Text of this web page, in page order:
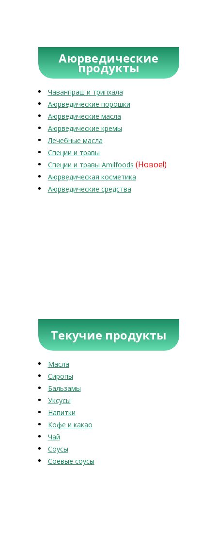
Аюрведические
продукты
Чаванпраш и трипхала
Аюрведические порошки
Аюрведические масла
Аюрведические кремы
Лечебные масла
Специи и травы
Специи и травы Amilfoods (Новое!)
Аюрведическая косметика
Аюрведические средства
Текучие продукты
Масла
Сиропы
Бальзамы
Уксусы
Напитки
Кофе и какао
Чай
Соусы
Соевые соусы